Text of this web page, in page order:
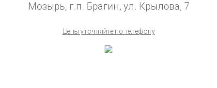
Мозырь, г.п. Брагин, ул. Крылова, 7
Цены уточняйте по телефону